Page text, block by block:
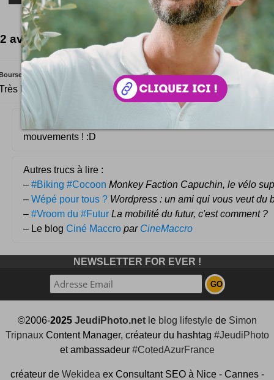
2 avis inspirés
bon site.
Comme ça ton boss et tes potes te suivent dans tous
mouvements ! :D
Autres trucs à lire :
– #Biking #Cocoon Monkey Faction Capuchin, le vélo
– Wépé pour tous ? Wordpress : un ami qui vous veut du
– #Vroom du #Futur La mobilité du futur, c'est comment ?
– Le blog Ciné Maccro par CineMaccro
NEWSLETTER FOR EVER !
©2006-2025 JeudiPhoto.netle blog lifestylede Simon
TripnauxContent Manager, créateur du hashtag #JeudiPhoto
et ambassadeur #CotedAzurFrance
créateur de Wekidea ex Consultant SEO à Nice - Cannes -